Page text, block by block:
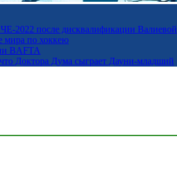
2022 после дисквалификации Валиевой
мира по хоккею
BAFTA
Доктора Дума сыграет Дауни-младший